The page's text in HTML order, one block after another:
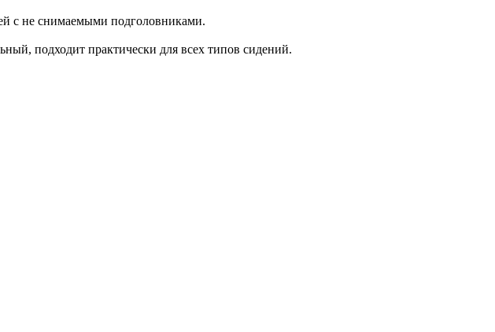
с не снимаемыми подголовниками.
подходит практически для всех типов сидений.